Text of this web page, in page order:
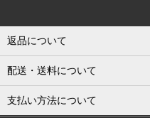
返品について
配送・送料について
支払い方法について